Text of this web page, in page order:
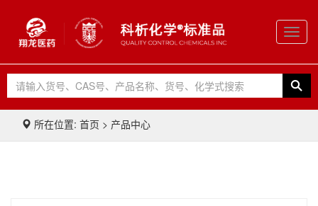
所在位置: 首页 > 产品中心